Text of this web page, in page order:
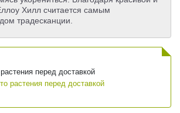
Хилл считается самым
традесканции.
перед доставкой